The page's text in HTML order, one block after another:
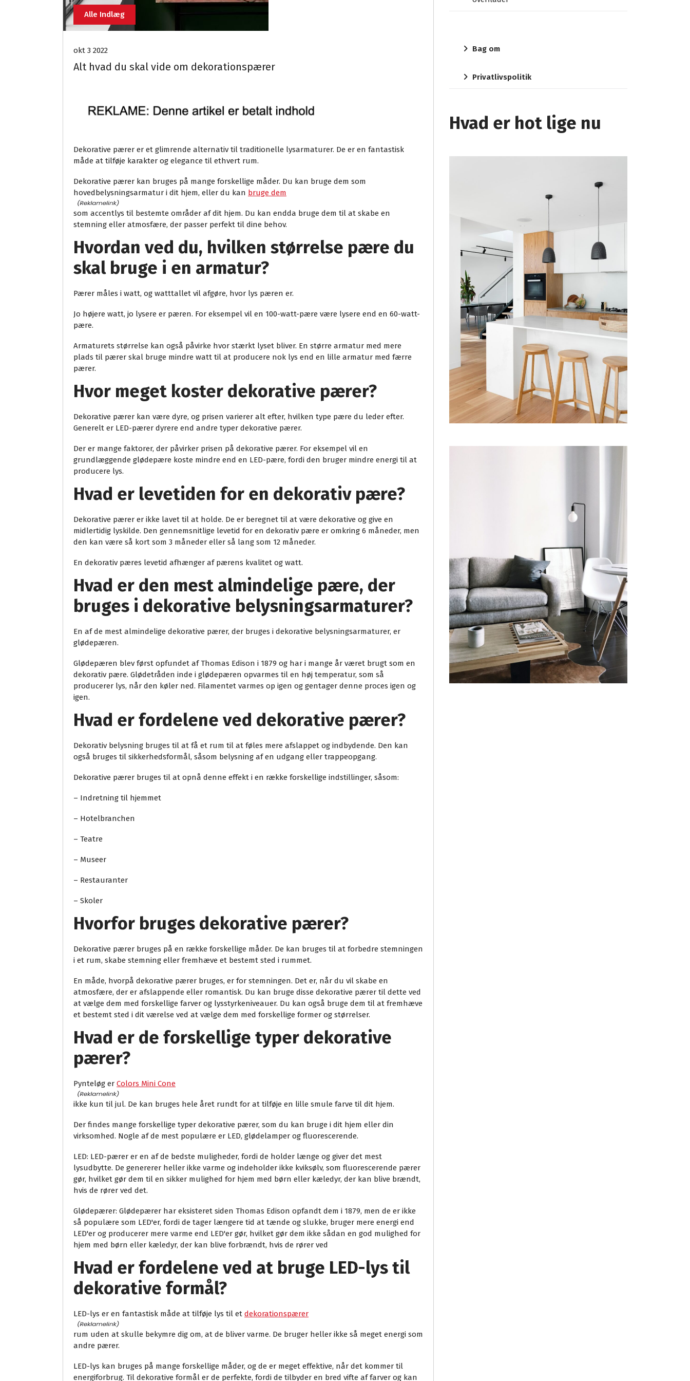
Alle Indlæg
okt 3 2022
Alt hvad du skal vide om dekorationspærer
Dekorative pærer er et glimrende alternativ til traditionelle lysarmaturer. De er en fantastisk
måde at tilføje karakter og elegance til ethvert rum.
Dekorative pærer kan bruges på mange forskellige måder. Du kan bruge dem som
hovedbelysningsarmatur i dit hjem, eller du kan bruge dem
som accentlys til bestemte områder af dit hjem. Du kan endda bruge dem til at skabe en
stemning eller atmosfære, der passer perfekt til dine behov.
Hvordan ved du, hvilken størrelse pære du
skal bruge i en armatur?
Pærer måles i watt, og watttallet vil afgøre, hvor lys pæren er.
Jo højere watt, jo lysere er pæren. For eksempel vil en 100-watt-pære være lysere end en 60-watt-
pære.
Armaturets størrelse kan også påvirke hvor stærkt lyset bliver. En større armatur med mere
plads til pærer skal bruge mindre watt til at producere nok lys end en lille armatur med færre
pærer.
Hvor meget koster dekorative pærer?
Dekorative pærer kan være dyre, og prisen varierer alt efter, hvilken type pære du leder efter.
Generelt er LED-pærer dyrere end andre typer dekorative pærer.
Der er mange faktorer, der påvirker prisen på dekorative pærer. For eksempel vil en
grundlæggende glødepære koste mindre end en LED-pære, fordi den bruger mindre energi til at
producere lys.
Hvad er levetiden for en dekorativ pære?
Dekorative pærer er ikke lavet til at holde. De er beregnet til at være dekorative og give en
midlertidig lyskilde. Den gennemsnitlige levetid for en dekorativ pære er omkring 6 måneder, men
den kan være så kort som 3 måneder eller så lang som 12 måneder.
En dekorativ pæres levetid afhænger af pærens kvalitet og watt.
Hvad er den mest almindelige pære, der
bruges i dekorative belysningsarmaturer?
En af de mest almindelige dekorative pærer, der bruges i dekorative belysningsarmaturer, er
glødepæren.
Glødepæren blev først opfundet af Thomas Edison i 1879 og har i mange år været brugt som en
dekorativ pære. Glødetråden inde i glødepæren opvarmes til en høj temperatur, som så
producerer lys, når den køler ned. Filamentet varmes op igen og gentager denne proces igen og
igen.
Hvad er fordelene ved dekorative pærer?
Dekorativ belysning bruges til at få et rum til at føles mere afslappet og indbydende. Den kan
også bruges til sikkerhedsformål, såsom belysning af en udgang eller trappeopgang.
Dekorative pærer bruges til at opnå denne effekt i en række forskellige indstillinger, såsom:
– Indretning til hjemmet
– Hotelbranchen
– Teatre
– Museer
– Restauranter
– Skoler
Hvorfor bruges dekorative pærer?
Dekorative pærer bruges på en række forskellige måder. De kan bruges til at forbedre stemningen
i et rum, skabe stemning eller fremhæve et bestemt sted i rummet.
En måde, hvorpå dekorative pærer bruges, er for stemningen. Det er, når du vil skabe en
atmosfære, der er afslappende eller romantisk. Du kan bruge disse dekorative pærer til dette ved
at vælge dem med forskellige farver og lysstyrkeniveauer. Du kan også bruge dem til at fremhæve
et bestemt sted i dit værelse ved at vælge dem med forskellige former og størrelser.
Hvad er de forskellige typer dekorative
pærer?
Pynteløg er Colors Mini Cone
ikke kun til jul. De kan bruges hele året rundt for at tilføje en lille smule farve til dit hjem.
Der findes mange forskellige typer dekorative pærer, som du kan bruge i dit hjem eller din
virksomhed. Nogle af de mest populære er LED, glødelamper og fluorescerende.
LED: LED-pærer er en af de bedste muligheder, fordi de holder længe og giver det mest
lysudbytte. De genererer heller ikke varme og indeholder ikke kviksølv, som fluorescerende pærer
gør, hvilket gør dem til en sikker mulighed for hjem med børn eller kæledyr, der kan blive brændt,
hvis de rører ved det.
Glødepærer: Glødepærer har eksisteret siden Thomas Edison opfandt dem i 1879, men de er ikke
så populære som LED'er, fordi de tager længere tid at tænde og slukke, bruger mere energi end
LED'er og producerer mere varme end LED'er gør, hvilket gør dem ikke sådan en god mulighed for
hjem med børn eller kæledyr, der kan blive forbrændt, hvis de rører ved
Hvad er fordelene ved at bruge LED-lys til
dekorative formål?
LED-lys er en fantastisk måde at tilføje lys til et dekorationspærer
rum uden at skulle bekymre dig om, at de bliver varme. De bruger heller ikke så meget energi som
andre pærer.
LED-lys kan bruges på mange forskellige måder, og de er meget effektive, når det kommer til
energiforbrug. Til dekorative formål er de perfekte, fordi de tilbyder en bred vifte af farver og kan
Bag om
Privatlivspolitik
Hvad er hot lige nu